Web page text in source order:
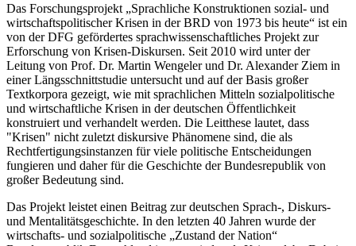
Das Forschungsprojekt „Sprachliche Konstruktionen sozial- und
wirtschaftspolitischer Krisen in der BRD von 1973 bis heute“ ist ein
von der DFG gefördertes sprachwissenschaftliches Projekt zur
Erforschung von Krisen-Diskursen. Seit 2010 wird unter der
Leitung von Prof. Dr. Martin Wengeler und Dr. Alexander Ziem in
einer Längsschnittstudie untersucht und auf der Basis großer
Textkorpora gezeigt, wie mit sprachlichen Mitteln sozialpolitische
und wirtschaftliche Krisen in der deutschen Öffentlichkeit
konstruiert und verhandelt werden. Die Leitthese lautet, dass
"Krisen" nicht zuletzt diskursive Phänomene sind, die als
Rechtfertigungsinstanzen für viele politische Entscheidungen
fungieren und daher für die Geschichte der Bundesrepublik von
großer Bedeutung sind.
Das Projekt leistet einen Beitrag zur deutschen Sprach-, Diskurs-
und Mentalitätsgeschichte. In den letzten 40 Jahren wurde der
wirtschafts- und sozialpolitische „Zustand der Nation“